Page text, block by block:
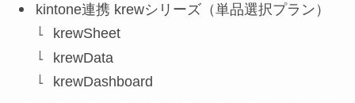
kintone連携 krewシリーズ（単品選択プラン）
krewSheet
krewData
krewDashboard